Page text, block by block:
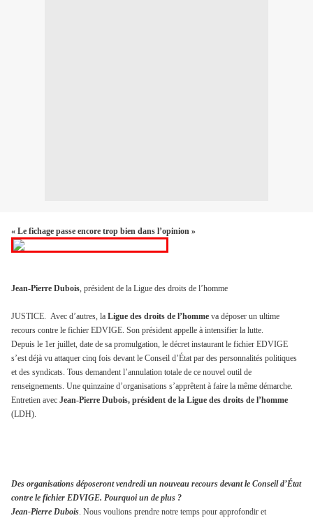
« Le fichage passe encore trop bien dans l’opinion »
Jean-Pierre Dubois, président de la Ligue des droits de l’homme
JUSTICE. Avec d’autres, la Ligue des droits de l’homme va déposer un ultime
recours contre le fichier EDVIGE. Son président appelle à intensifier la lutte.
Depuis le 1er juillet, date de sa promulgation, le décret instaurant le fichier EDVIGE
s’est déjà vu attaquer cinq fois devant le Conseil d’État par des personnalités politiques
et des syndicats. Tous demandent l’annulation totale de ce nouvel outil de
renseignements. Une quinzaine d’organisations s’apprêtent à faire la même démarche.
Entretien avec Jean-Pierre Dubois, président de la Ligue des droits de l’homme
(LDH).
Des organisations déposeront vendredi un nouveau recours devant le Conseil d’État
contre le fichier EDVIGE. Pourquoi un de plus ?
Jean-Pierre Dubois. Nous voulions prendre notre temps pour approfondir et